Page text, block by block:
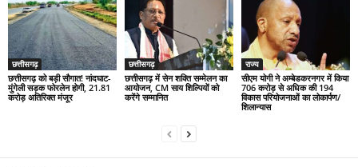
छत्तीसगढ़
छत्तीसगढ़ को बड़ी सौगात! नांदघाट-
मुंगेली सड़क फोरलेन होगी, 21.81
करोड़ अतिरिक्त मंजूर
छत्तीसगढ़
छत्तीसगढ़ में सेन शक्ति सम्मेलन का
आयोजन, CM साय शिल्पियों को
करेंगे सम्मानित
राज्य
सीएम योगी ने अम्बेडकरनगर में किया
706 करोड़ से अधिक की 194
विकास परियोजनाओं का लोकार्पण/
शिलान्यास